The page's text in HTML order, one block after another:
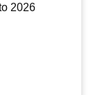
2026